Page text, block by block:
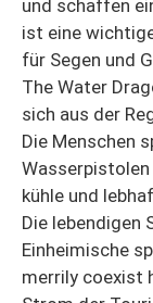
und schaffen
ist eine
für Segen und
The Water
sich aus der
Die Menschen
Wasserpistolen
kühle und
Die lebendigen
Einheimische
merrily coexist